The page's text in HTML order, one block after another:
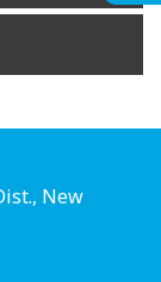
New